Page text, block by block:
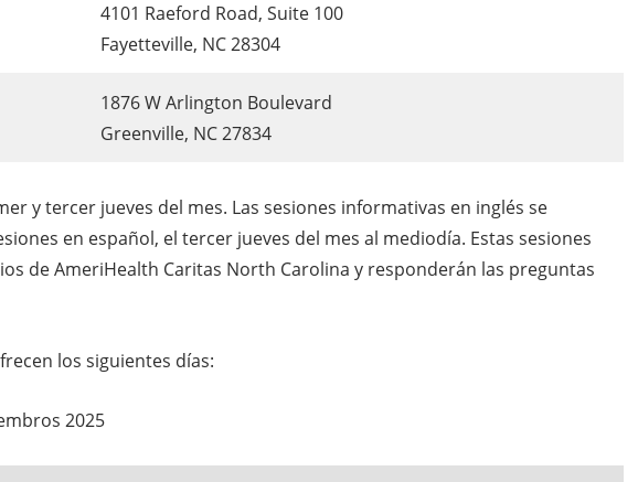
4101 Raeford Road, Suite 100
Fayetteville, NC 28304
1876 W Arlington Boulevard
Greenville, NC 27834
y tercer jueves del mes. Las sesiones informativas en inglés se
en español, el tercer jueves del mes al mediodía. Estas sesiones
de AmeriHealth Caritas North Carolina y responderán las preguntas
los siguientes días:
2025